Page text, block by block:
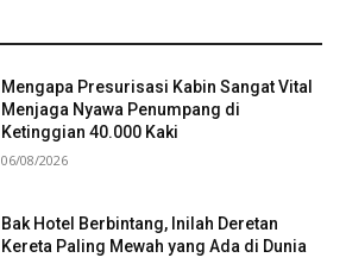
Mengapa Presurisasi Kabin Sangat Vital
Menjaga Nyawa Penumpang di
Ketinggian 40.000 Kaki
06/08/2026
Bak Hotel Berbintang, Inilah Deretan
Kereta Paling Mewah yang Ada di Dunia